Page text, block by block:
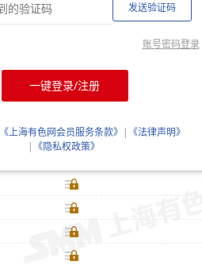
发送验证码
账号密码登录
一键登录/注册
《上海有色网会员服务条款》 | 《法律声明》
| 《隐私权政策》